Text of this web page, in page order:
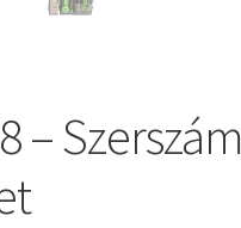
– Szerszám